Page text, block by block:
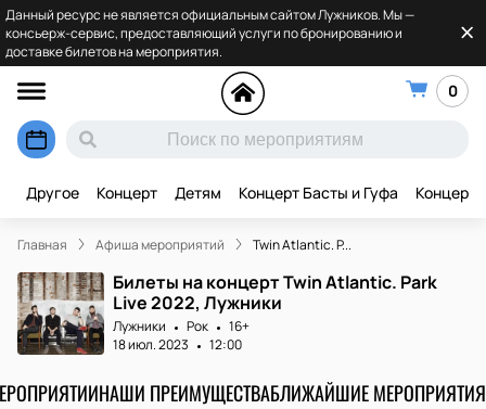
Данный ресурс не является официальным сайтом Лужников. Мы —
консьерж-сервис, предоставляющий услуги по бронированию и
доставке билетов на мероприятия.
0
Другое Концерт Детям Концерт Басты и Гуфа Концерт
Главная Афиша мероприятий Twin Atlantic. P...
Билеты на концерт Twin Atlantic. Park
Live 2022, Лужники
Лужники Рок
16+
18 июл. 2023
12:00
НАШИ ПРЕИМУЩЕСТВАБЛИЖАЙШИЕ МЕРОПРИЯТИЯ